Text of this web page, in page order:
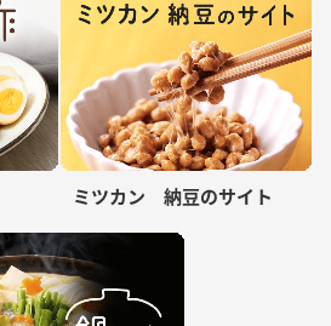
ミツカン 納豆のサイト